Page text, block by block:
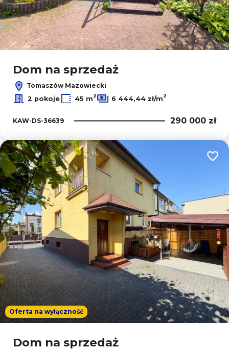
Dom na sprzedaż
Tomaszów Mazowiecki
2 pokoje
45 m2 6 444,44 zł/m2
KAW-DS-36639 290 000 zł
Oferta na wyłączność
Dom na sprzedaż